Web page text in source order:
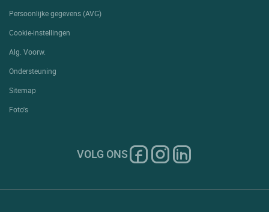
Persoonlijke gegevens (AVG)
Cookie-instellingen
Alg. Voorw.
Ondersteuning
Sitemap
Foto's
VOLG ONS